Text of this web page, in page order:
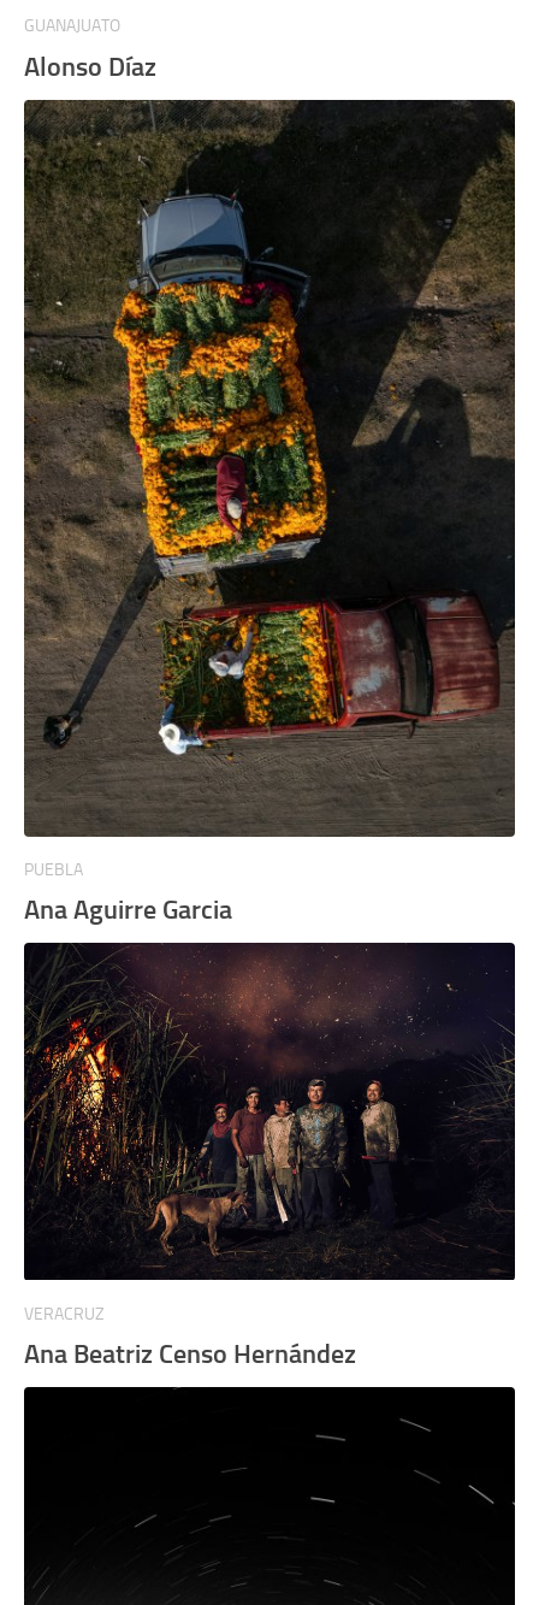
GUANAJUATO
Alonso Díaz
PUEBLA
Ana Aguirre Garcia
VERACRUZ
Ana Beatriz Censo Hernández